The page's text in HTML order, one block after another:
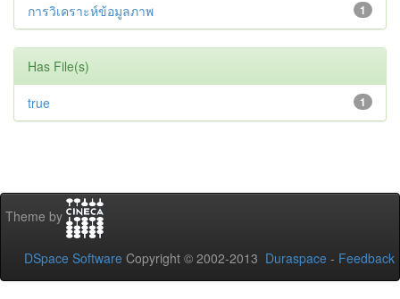
1
การวิเคราะห์ข้อมูลภาพ
Has File(s)
1
true
Theme by
DSpace Software Copyright © 2002-2013 Duraspace - Feedback